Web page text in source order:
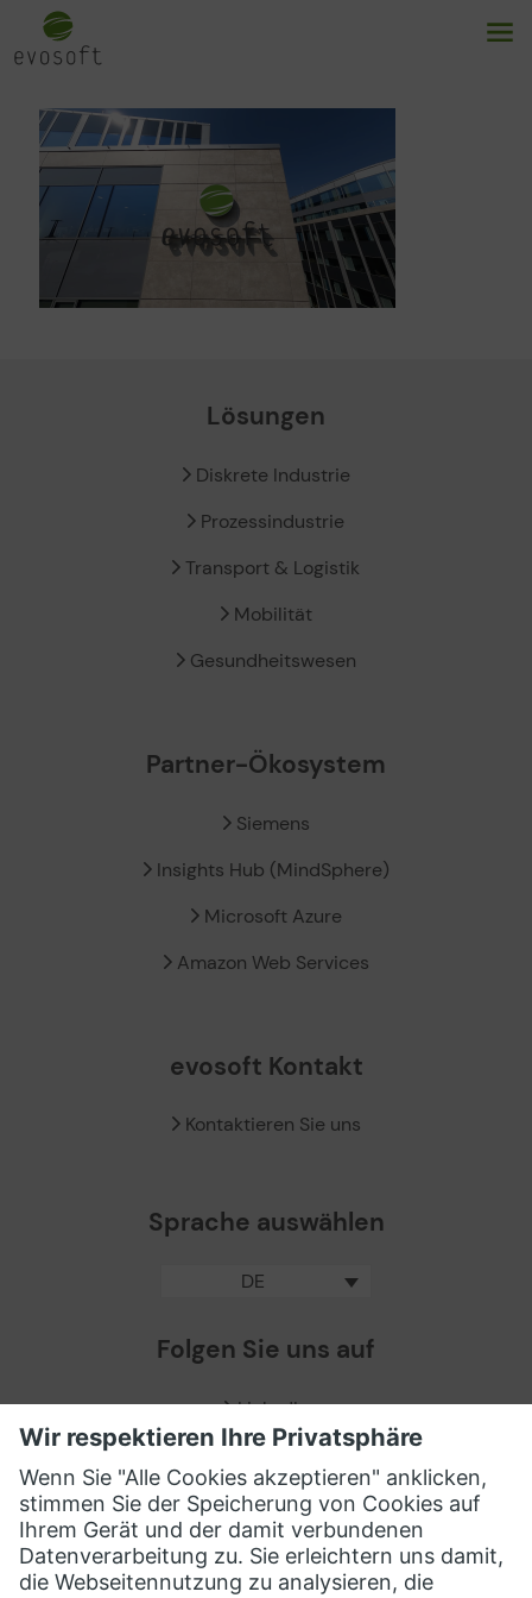
Lösungen
Diskrete Industrie
Prozessindustrie
Transport & Logistik
Mobilität
Gesundheitswesen
Partner-Ökosystem
Siemens
Insights Hub (MindSphere)
Microsoft Azure
Amazon Web Services
evosoft Kontakt
Kontaktieren Sie uns
Sprache auswählen
DE
Folgen Sie uns auf
LinkedIn
Facebook
X / Twitter
XING